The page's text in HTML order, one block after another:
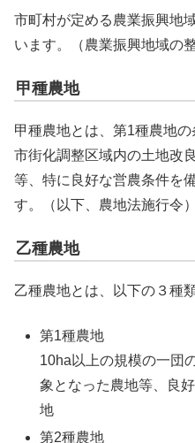
市町村が定める農業振興地
います。（農業振興地域の
甲種農地
甲種農地とは、第1種農地の
市街化調整区域内の土地改
等、特に良好な営農条件を
す。（以下、農地法施行令）
乙種農地
乙種農地とは、以下の３種
第1種農地
10ha以上の規模の一団
象となった農地等、良
地
第2種農地